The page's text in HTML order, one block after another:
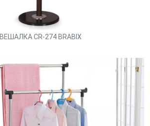
ВЕШАЛКА CR-274 BRABIX